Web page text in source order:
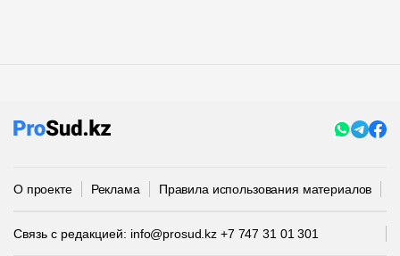
О проекте Реклама Правила использования материалов
Связь с редакцией: info@prosud.kz +7 747 31 01 301